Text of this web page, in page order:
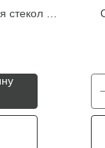
1шт
стекол и